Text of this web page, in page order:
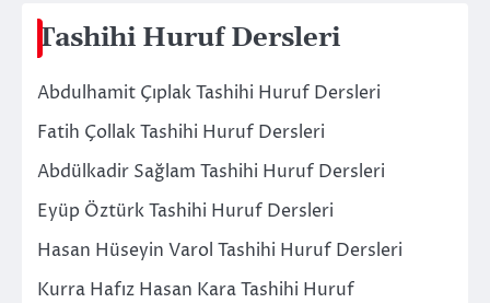
Tashihi Huruf Dersleri
Abdulhamit Çıplak Tashihi Huruf Dersleri
Fatih Çollak Tashihi Huruf Dersleri
Abdülkadir Sağlam Tashihi Huruf Dersleri
Eyüp Öztürk Tashihi Huruf Dersleri
Hasan Hüseyin Varol Tashihi Huruf Dersleri
Kurra Hafız Hasan Kara Tashihi Huruf